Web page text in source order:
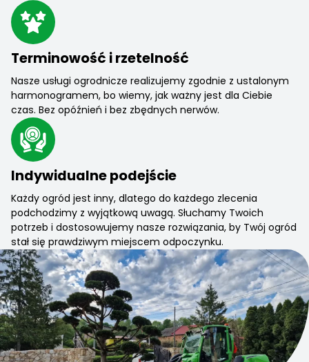
Terminowość i rzetelność
Nasze usługi ogrodnicze realizujemy zgodnie z ustalonym
harmonogramem, bo wiemy, jak ważny jest dla Ciebie
czas. Bez opóźnień i bez zbędnych nerwów.
Indywidualne podejście
Każdy ogród jest inny, dlatego do każdego zlecenia
podchodzimy z wyjątkową uwagą. Słuchamy Twoich
potrzeb i dostosowujemy nasze rozwiązania, by Twój ogród
stał się prawdziwym miejscem odpoczynku.